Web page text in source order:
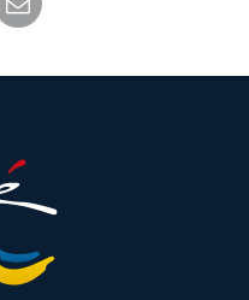
Partager
email